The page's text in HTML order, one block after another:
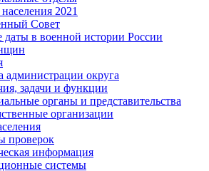
2021
Совет
в военной истории России
администрации округа
задачи и функции
органы и представительства
организации
проверок
информация
системы